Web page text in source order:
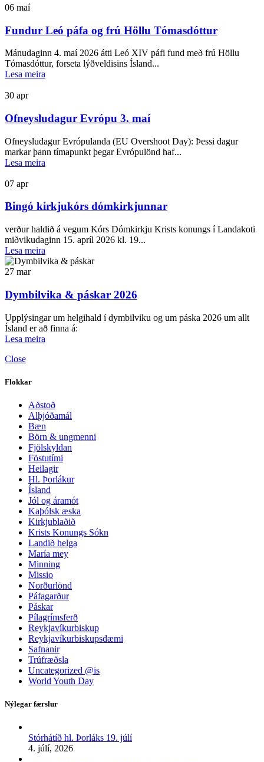
06 maí
Fundur Leó páfa og frú Höllu Tómasdóttur
Mánudaginn 4. maí 2026 átti Leó XIV páfi fund með frú Höllu
Tómasdóttur, forseta lýðveldisins Ísland...
Lesa meira
30 apr
Ofneysludagur Evrópu 3. maí
Ofneysludagur Evrópulanda (EU Overshoot Day): Þessi dagur
markar þann tímapunkt þegar Evrópulönd haf...
Lesa meira
07 apr
Bingó kirkjukórs dómkirkjunnar
verður haldið á vegum Kórs Dómkirkju Krists konungs í Landakoti
miðvikudaginn 15. apríl 2026 kl. 19...
Lesa meira
27 mar
Dymbilvika & páskar 2026
Upplýsingar um helgihald í dymbilviku og um páska 2026 um allt
Ísland er að finna á:
Lesa meira
Close
Flokkar
Aðstoð
Alþjóðamál
Bæn
Börn & ungmenni
Fjölskyldan
Föstutími
Heilagir
Hl. Þorlákur
Ísland
Jól og áramót
Kaþólsk æska
Kirkjublaðið
Krists Konungs Sókn
Landið helga
María mey
Minning
Missio
Norðurlönd
Páfagarður
Páskar
Pílagrímsferð
Reykjavíkurbiskup
Reykjavíkurbiskupsdæmi
Safnanir
Trúfræðsla
Uncategorized @is
World Youth Day
Nýlegar færslur
Stórhátíð hl. Þorláks 19. júlí
4. júlí, 2026